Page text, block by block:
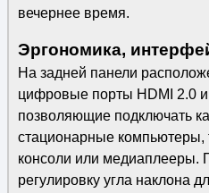
вечернее время.
Эргономика,
На задней панели
цифровые порты HDMI 2.0
позволяющие подключать
стационарные компьютеры,
консоли или медиаплееры.
регулировку угла наклона